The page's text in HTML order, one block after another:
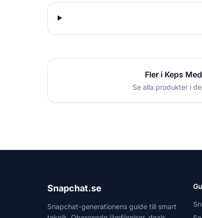
Fler i Keps
Se alla produkter i
Snapchat.se
Snapchat-generationens guide till smart